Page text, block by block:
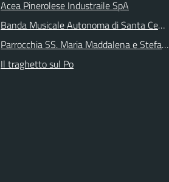
Acea Pinerolese Industraile SpA
Banda Musicale Autonoma di Santa Cecilia
Parrocchia SS. Maria Maddalena e Stefano
Il traghetto sul Po